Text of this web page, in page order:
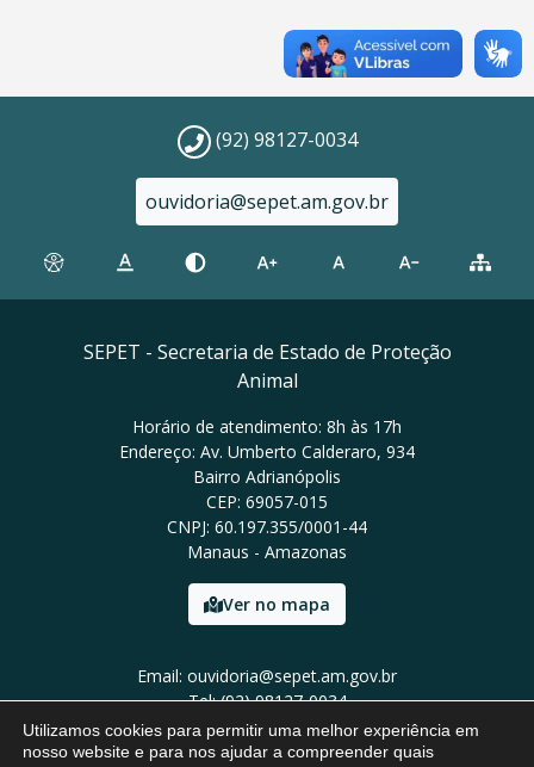
(92) 98127-0034
ouvidoria@sepet.am.gov.br
SEPET - Secretaria de Estado de Proteção
Animal
Horário de atendimento: 8h às 17h
Endereço: Av. Umberto Calderaro, 934
Bairro Adrianópolis
CEP: 69057-015
CNPJ: 60.197.355/0001-44
Manaus - Amazonas
Ver no mapa
Email: ouvidoria@sepet.am.gov.br
Tel: (92) 98127-0034
Utilizamos cookies para permitir uma melhor experiência em
nosso website e para nos ajudar a compreender quais